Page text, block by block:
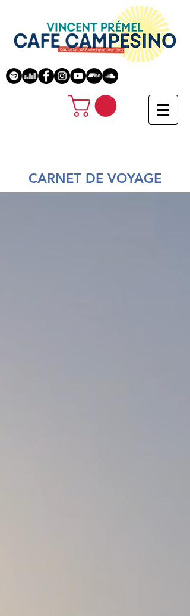
CARNET DE VOYAGE